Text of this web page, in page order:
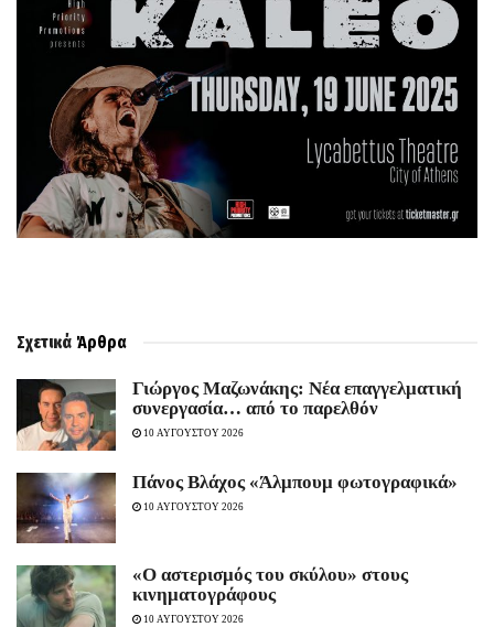
Σχετικά Άρθρα
Γιώργος Μαζωνάκης: Νέα επαγγελματική
συνεργασία… από το παρελθόν
10 ΑΥΓΟΥΣΤΟΥ 2026
Πάνος Βλάχος «Άλμπουμ φωτογραφικά»
10 ΑΥΓΟΥΣΤΟΥ 2026
«Ο αστερισμός του σκύλου» στους
κινηματογράφους
10 ΑΥΓΟΥΣΤΟΥ 2026